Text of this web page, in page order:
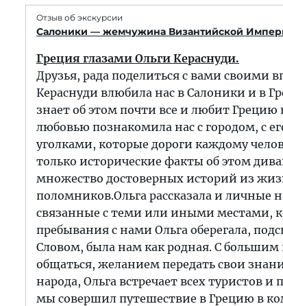
Отзыв об экскурсии
Салоники — жемчужина Византийской
Греция глазами Ольги Кераснуди.
Друзья, рада поделиться с вами своими
Кераснуди влюбила нас в Салоники и в
знает об этом почти все и любит
любовью познакомила нас с городом, с
уголками, которые дороги каждому
только исторические факты об этом
множество достоверных историй из
поломников.Ольга рассказала и личные
связанные с теми или иными местами,
пребывания с нами Ольга оберегала,
Словом, была нам как родная. С
общаться, желанием передать свои
народа, Ольга встречает всех туристов
мы совершил путешествие в Грецию в